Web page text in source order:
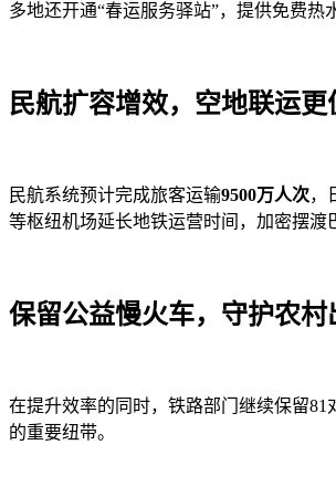
多地还开通“春运服务驿站”，提供免费热
民航扩容增效，空地联运更
民航系统预计完成旅客运输9500万人次，
等枢纽机场延长地铁运营时间，加密摆渡
保留公益慢火车，守护农村
在提升效率的同时，铁路部门继续保留
的重要纽带。